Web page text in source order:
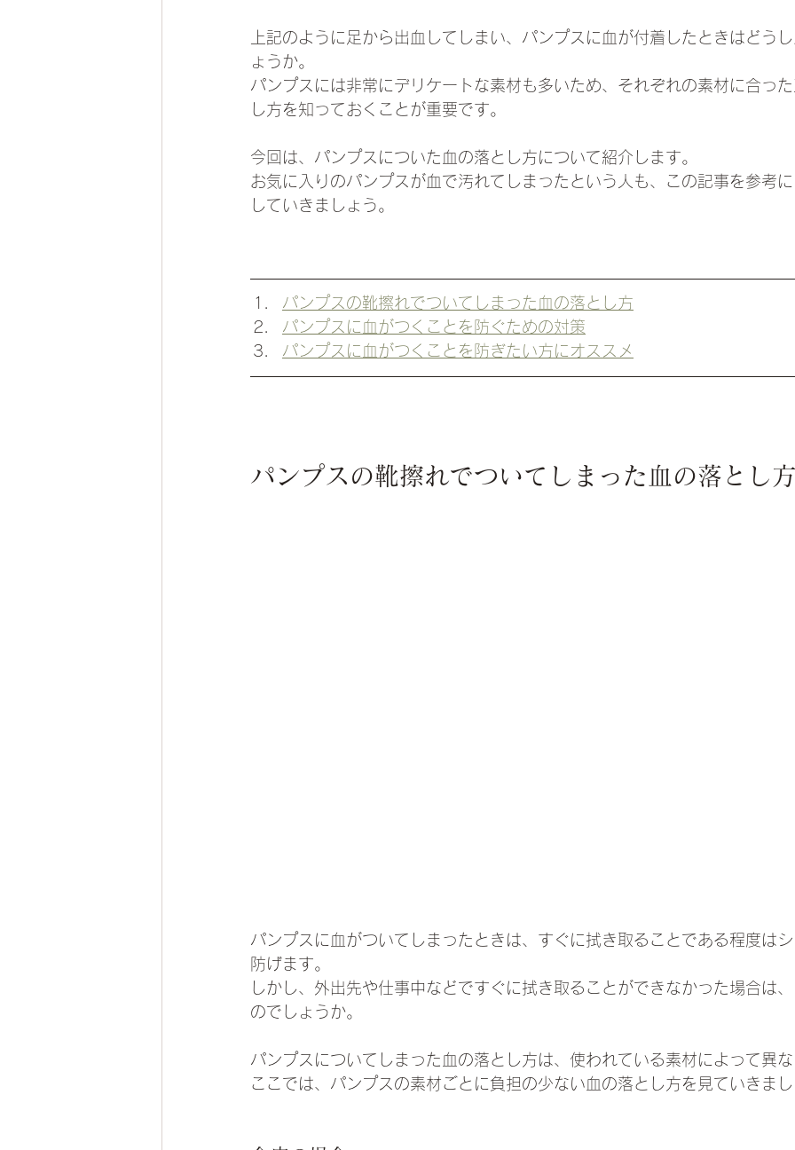
上記のように足から出血してしまい、パンプスに血が付着したときはどう
ょうか。
パンプスには非常にデリケートな素材も多いため、それぞれの素材に合っ
し方を知っておくことが重要です。
今回は、パンプスについた血の落とし方について紹介します。
お気に入りのパンプスが血で汚れてしまったという人も、この記事を参考
していきましょう。
パンプスの靴擦れでついてしまった血の落とし方
パンプスに血がつくことを防ぐための対策
パンプスに血がつくことを防ぎたい方にオススメ
パンプスの靴擦れでついてしまった血の落とし
パンプスに血がついてしまったときは、すぐに拭き取ることである程度は
防げます。
しかし、外出先や仕事中などですぐに拭き取ることができなかった場合は
のでしょうか。
パンプスについてしまった血の落とし方は、使われている素材によって異
ここでは、パンプスの素材ごとに負担の少ない血の落とし方を見ていきま